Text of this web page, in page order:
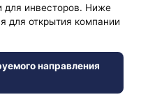
для инвесторов. Ниже
для открытия компании
направления